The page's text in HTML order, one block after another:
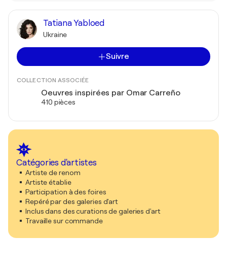
Tatiana Yabloed
Ukraine
Suivre
COLLECTION ASSOCIÉE
Oeuvres inspirées par Omar Carreño
410 pièces
Catégories d'artistes
Artiste de renom
Artiste établie
Participation à des foires
Repéré par des galeries d'art
Inclus dans des curations de galeries d'art
Travaille sur commande